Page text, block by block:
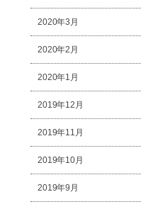
2020年3月
2020年2月
2020年1月
2019年12月
2019年11月
2019年10月
2019年9月